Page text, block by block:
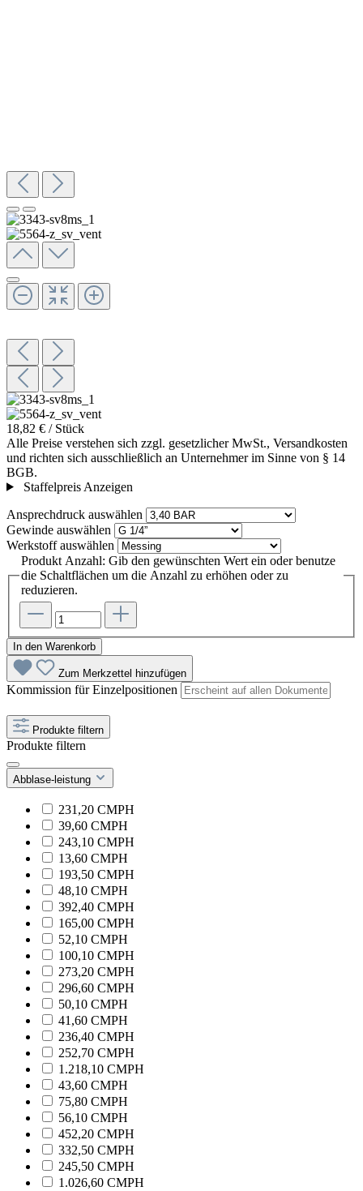
18,82 € / Stück
Alle Preise verstehen sich zzgl. gesetzlicher MwSt., Versandkosten
und richten sich ausschließlich an Unternehmer im Sinne von § 14
BGB.
Staffelpreis Anzeigen
Ansprechdruck auswählen
Gewinde auswählen
Werkstoffauswählen
Produkt Anzahl: Gib den gewünschten Wert ein oder benutze
die Schaltflächen um die Anzahl zu erhöhen oder zu
reduzieren.
In den Warenkorb
Zum Merkzettel hinzufügen
Kommission für Einzelpositionen
Produkte filtern
Produkte filtern
Abblase-leistung
231,20 CMPH
39,60 CMPH
243,10 CMPH
13,60 CMPH
193,50 CMPH
48,10 CMPH
392,40 CMPH
165,00 CMPH
52,10 CMPH
100,10 CMPH
273,20 CMPH
296,60 CMPH
50,10 CMPH
41,60 CMPH
236,40 CMPH
252,70 CMPH
1.218,10 CMPH
43,60 CMPH
75,80 CMPH
56,10 CMPH
452,20 CMPH
332,50 CMPH
245,50 CMPH
1.026,60 CMPH